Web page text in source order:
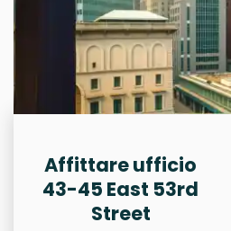
Affittare ufficio
43-45 East 53rd
Street